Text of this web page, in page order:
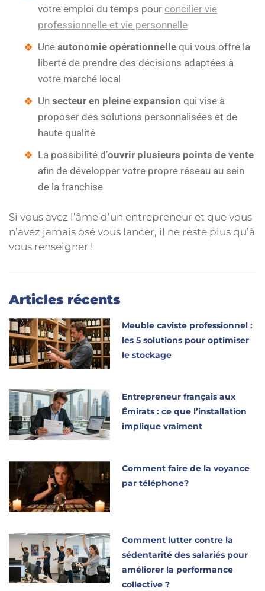
votre emploi du temps pour concilier vie
professionnelle et vie personnelle
Une autonomie opérationnelle qui vous offre la
liberté de prendre des décisions adaptées à
votre marché local
Un secteur en pleine expansion qui vise à
proposer des solutions personnalisées et de
haute qualité
La possibilité d’ouvrir plusieurs points de vente
afin de développer votre propre réseau au sein
de la franchise
Si vous avez l’âme d’un entrepreneur et que vous
n’avez jamais osé vous lancer, il ne reste plus qu’à
vous renseigner !
Articles récents
Meuble caviste professionnel :
les 5 solutions pour optimiser
le stockage
Entrepreneur français aux
Émirats : ce que l’installation
implique vraiment
Comment faire de la voyance
par téléphone?
Comment lutter contre la
sédentarité des salariés pour
améliorer la performance
collective ?